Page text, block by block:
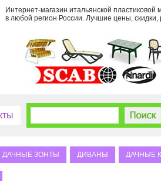
Интернет-магазин итальянской
в любой регион России. Лучшие цены, скидки,
ДАЧНЫЕ ЗОНТЫ ДИВАНЫ ДАЧНЫЕ